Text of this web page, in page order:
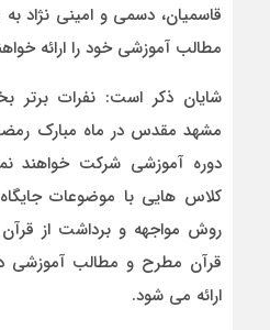
قاسمیان، دسمی و امینی نژاد به
مطالب آموزشی خود را ارائه
شایان ذکر است: نفرات
مشهد مقدس در ماه مبارک
دوره آموزشی شرکت خواهند
کلاس هایی با موضوعات
روش مواجهه و برداشت از
قرآن مطرح و مطالب آموزشی
ارائه می شود.